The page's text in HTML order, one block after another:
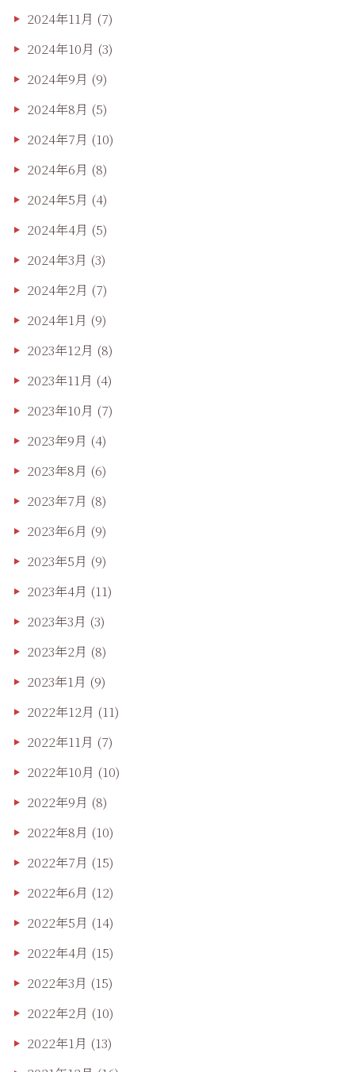
2024年11月 (7)
2024年10月 (3)
2024年9月 (9)
2024年8月 (5)
2024年7月 (10)
2024年6月 (8)
2024年5月 (4)
2024年4月 (5)
2024年3月 (3)
2024年2月 (7)
2024年1月 (9)
2023年12月 (8)
2023年11月 (4)
2023年10月 (7)
2023年9月 (4)
2023年8月 (6)
2023年7月 (8)
2023年6月 (9)
2023年5月 (9)
2023年4月 (11)
2023年3月 (3)
2023年2月 (8)
2023年1月 (9)
2022年12月 (11)
2022年11月 (7)
2022年10月 (10)
2022年9月 (8)
2022年8月 (10)
2022年7月 (15)
2022年6月 (12)
2022年5月 (14)
2022年4月 (15)
2022年3月 (15)
2022年2月 (10)
2022年1月 (13)